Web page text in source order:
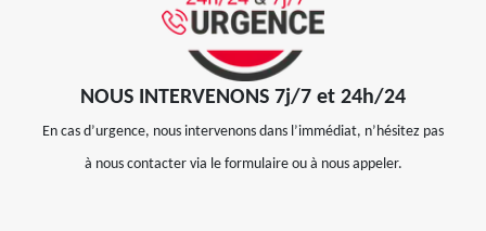
NOUS INTERVENONS 7j/7 et 24h/24
En cas d’urgence, nous intervenons dans l’immédiat, n’hésitez pas
à nous contacter via le formulaire ou à nous appeler.